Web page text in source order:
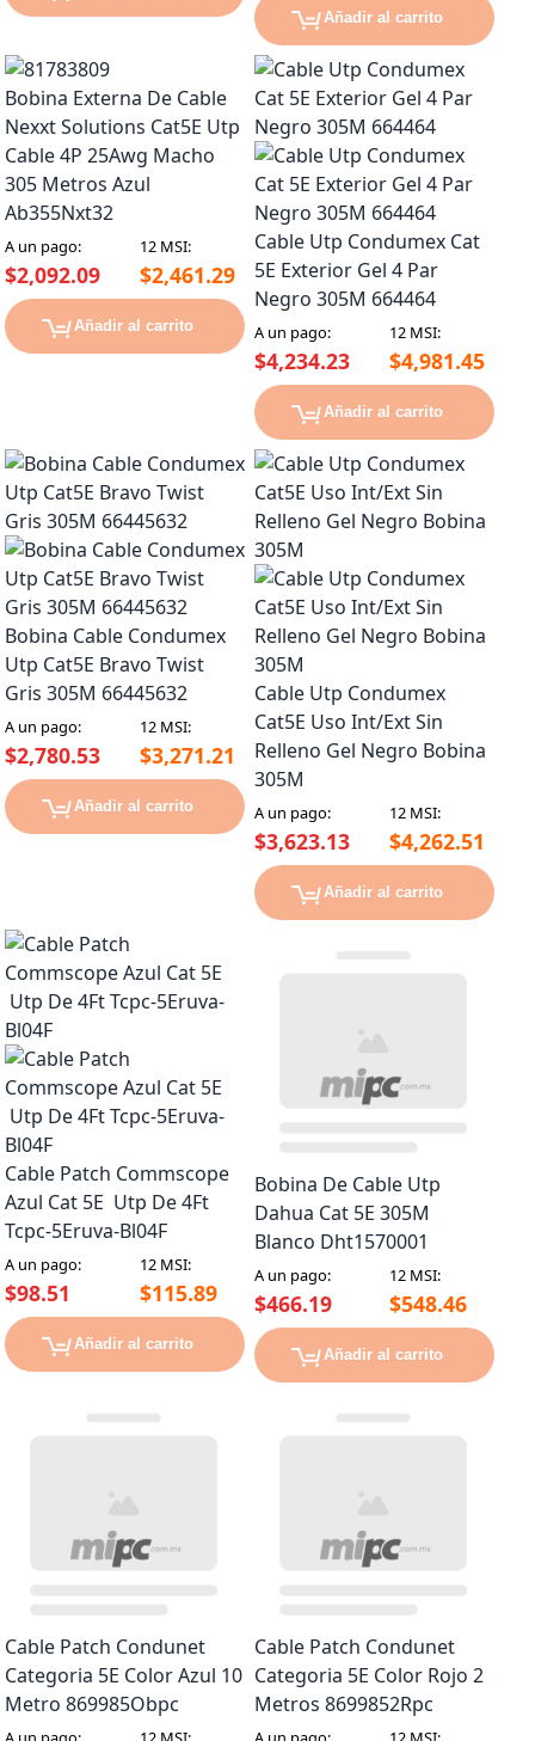
Añadir al carrito
Bobina Externa De Cable
Nexxt Solutions Cat5E Utp
Cable 4P 25Awg Macho
305 Metros Azul
Ab355Nxt32
A un pago: 12 MSI:
$2,092.09 $2,461.29
Añadir al carrito
Cable Utp Condumex Cat
5E Exterior Gel 4 Par
Negro 305M 664464
A un pago: 12 MSI:
$4,234.23 $4,981.45
Añadir al carrito
Bobina Cable Condumex
Utp Cat5E Bravo Twist
Gris 305M 66445632
A un pago: 12 MSI:
$2,780.53 $3,271.21
Añadir al carrito
Cable Utp Condumex
Cat5E Uso Int/Ext Sin
Relleno Gel Negro Bobina
305M
A un pago: 12 MSI:
$3,623.13 $4,262.51
Añadir al carrito
Cable Patch Commscope
Azul Cat 5E Utp De 4Ft
Tcpc-5Eruva-Bl04F
A un pago: 12 MSI:
$98.51 $115.89
Añadir al carrito
Bobina De Cable Utp
Dahua Cat 5E 305M
Blanco Dht1570001
A un pago: 12 MSI:
$466.19 $548.46
Añadir al carrito
Cable Patch Condunet
Categoria 5E Color Azul 10
Metro 869985Obpc
Cable Patch Condunet
Categoria 5E Color Rojo 2
Metros 8699852Rpc